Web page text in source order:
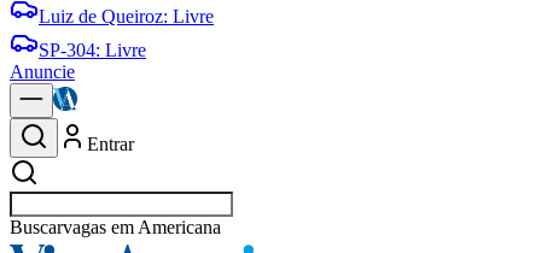
Luiz de Queiroz: Livre
SP-304: Livre
Anuncie
Entrar
Buscarempresas em A